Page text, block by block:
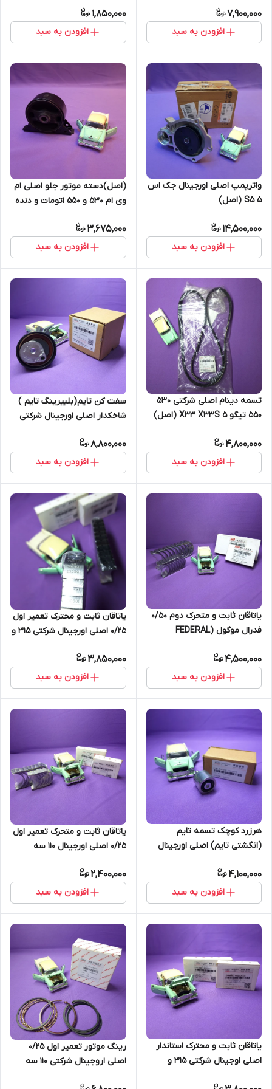
7,900,000
افزودن به سبد
1,850,000
افزودن به سبد
واترپمپ اصلی اورجینال جک اس
5 S5 (اصل)
14,500,000
افزودن به سبد
(اصل)دسته موتور جلو اصلی ام
وی ام 530 و 550 اتومات و دنده
3,675,000
افزودن به سبد
تسمه دینام اصلی شرکتی 530
550 تیگو 5 X33 X33S (اصل)
4,800,000
افزودن به سبد
سفت کن تایم(بلبیرینگ تایم )
شاخکدار اصلی اورجینال شرکتی
ایکس33اس (اصل)
8,800,000
افزودن به سبد
یاتاقان ثابت و متحرک دوم 0/50
فدرال موگول (FEDERAL
TIGGO5-X33-X33S (اصل)
4,500,000
افزودن به سبد
یاتاقان ثابت و محترک تعمیر اول
0/25 اصلی اورجینال شرکتی 315 و
3,850,000
افزودن به سبد
هرزرد کوچک تسمه تایم
(انگشتی تایم) اصلی اورجینال
4,100,000
افزودن به سبد
یاتاقان ثابت و متحرک تعمیر اول
0/25 اصلی اورجینال 110 سه
2,400,000
افزودن به سبد
یاتاقان ثابت و محترک استاندار
اصلی اوجینال شرکتی 315 و
رینگ موتور تعمیر اول 0/25
اصلی اروجینال شرکتی 110 سه